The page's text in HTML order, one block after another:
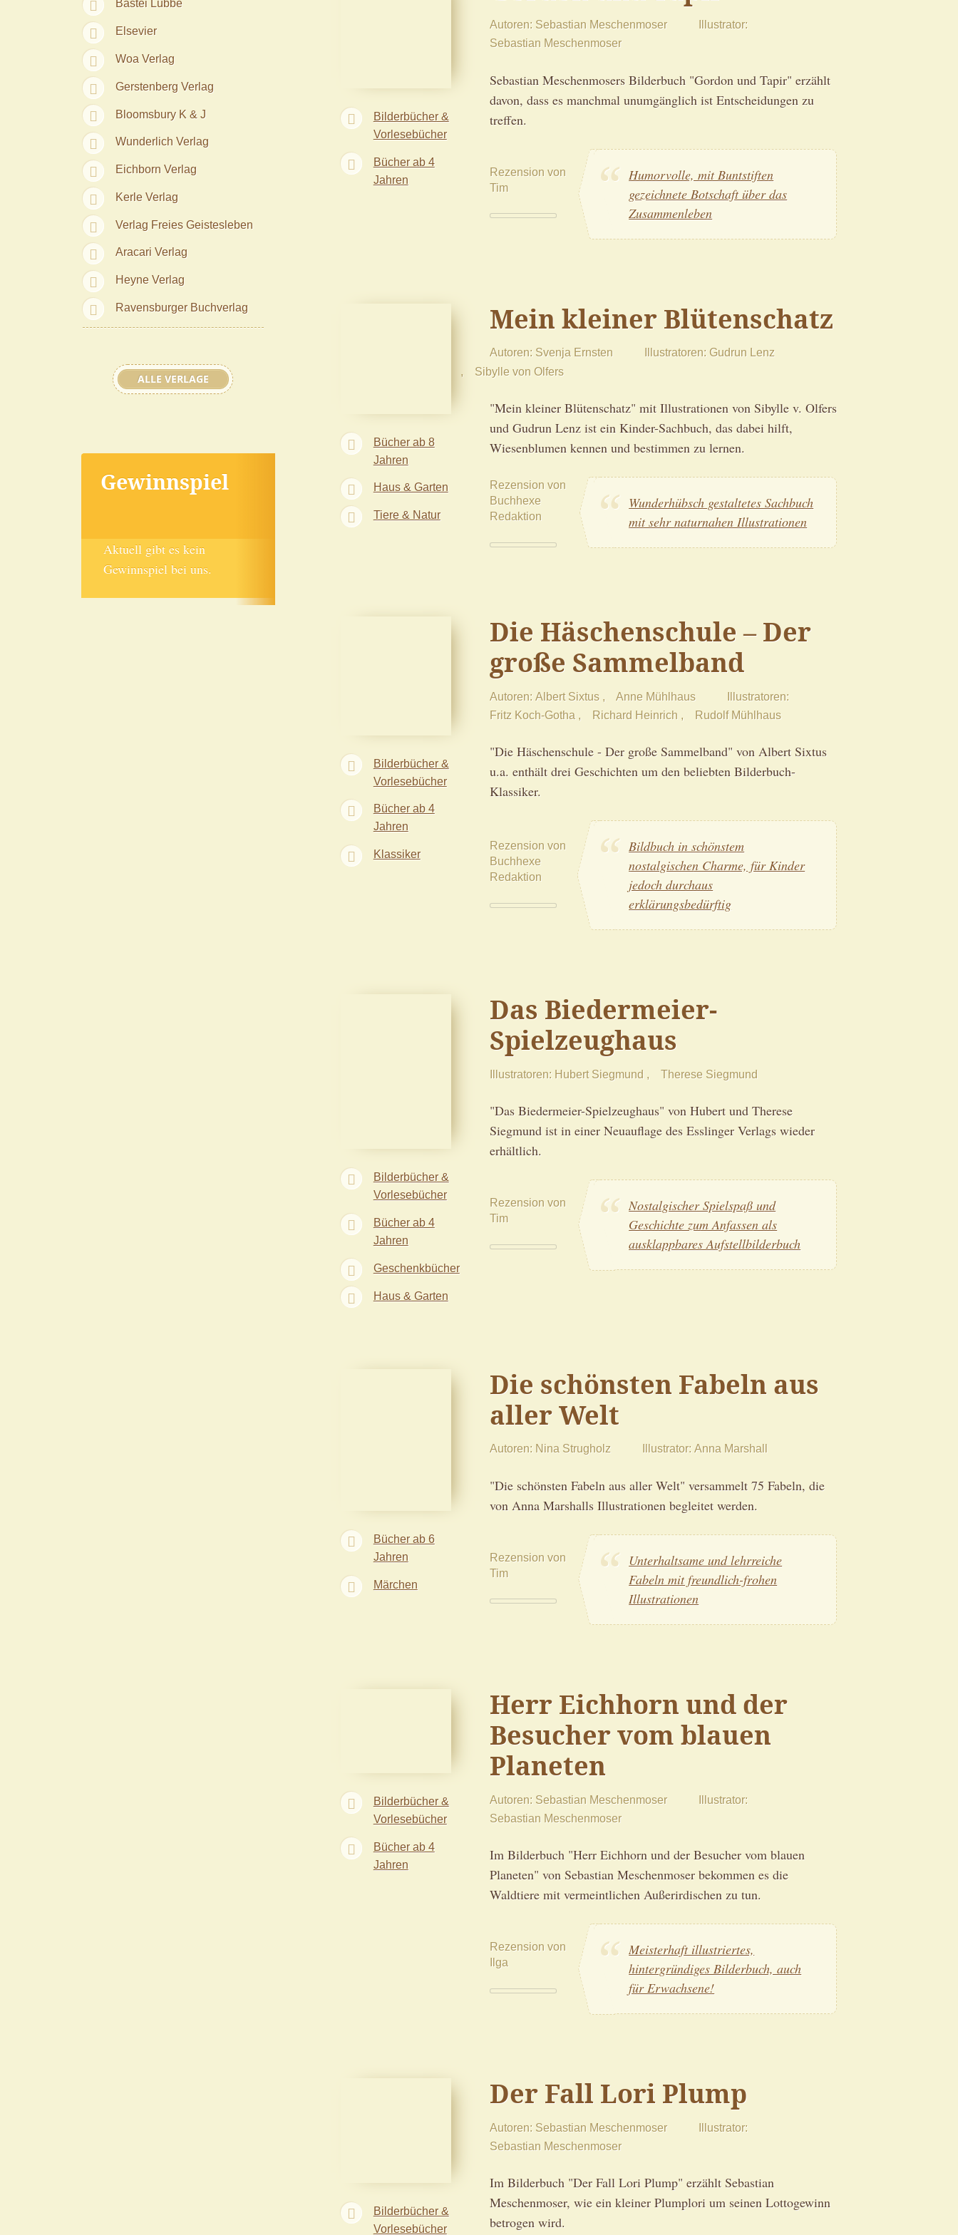
Bastei Lübbe
Elsevier
Woa Verlag
Gerstenberg Verlag
Bloomsbury K & J
Wunderlich Verlag
Eichborn Verlag
Kerle Verlag
Verlag Freies Geistesleben
Aracari Verlag
Heyne Verlag
Ravensburger Buchverlag
ALLE VERLAGE
Gewinnspiel
Aktuell gibt es kein
Gewinnspiel bei uns.
Autoren Sebastian Meschenmoser
Illustrator
Sebastian Meschenmoser
Sebastian Meschenmosers Bilderbuch "Gordon und Tapir" erzählt
davon, dass es manchmal unumgänglich ist Entscheidungen zu
treffen.
Rezension von
Tim
Humorvolle, mit Buntstiften
gezeichnete Botschaft über das
Zusammenleben
Bilderbücher &
Vorlesebücher
Bücher ab 4
Jahren
Mein kleiner Blütenschatz
Autoren Svenja Ernsten Illustratoren Gudrun Lenz
Sibylle von Olfers
"Mein kleiner Blütenschatz" mit Illustrationen von Sibylle v. Olfers
und Gudrun Lenz ist ein Kinder-Sachbuch, das dabei hilft,
Wiesenblumen kennen und bestimmen zu lernen.
Rezension von
Buchhexe
Redaktion
Wunderhübsch gestaltetes Sachbuch
mit sehr naturnahen Illustrationen
Bücher ab 8
Jahren
Haus & Garten
Tiere & Natur
Die Häschenschule – Der
große Sammelband
Autoren Albert Sixtus Anne Mühlhaus
Illustratoren
Fritz Koch-Gotha
Richard Heinrich Rudolf Mühlhaus
"Die Häschenschule - Der große Sammelband" von Albert Sixtus
u.a. enthält drei Geschichten um den beliebten Bilderbuch-
Klassiker.
Rezension von
Buchhexe
Redaktion
Bildbuch in schönstem
nostalgischen Charme, für Kinder
jedoch durchaus
erklärungsbedürftig
Bilderbücher &
Vorlesebücher
Bücher ab 4
Jahren
Klassiker
Das Biedermeier-
Spielzeughaus
Illustratoren Hubert Siegmund Therese Siegmund
"Das Biedermeier-Spielzeughaus" von Hubert und Therese
Siegmund ist in einer Neuauflage des Esslinger Verlags wieder
erhältlich.
Rezension von
Tim
Nostalgischer Spielspaß und
Geschichte zum Anfassen als
ausklappbares Aufstellbilderbuch
Bilderbücher &
Vorlesebücher
Bücher ab 4
Jahren
Geschenkbücher
Haus & Garten
Die schönsten Fabeln aus
aller Welt
Autoren Nina Strugholz Illustrator Anna Marshall
"Die schönsten Fabeln aus aller Welt" versammelt 75 Fabeln, die
von Anna Marshalls Illustrationen begleitet werden.
Rezension von
Tim
Unterhaltsame und lehrreiche
Fabeln mit freundlich-frohen
Illustrationen
Bücher ab 6
Jahren
Märchen
Herr Eichhorn und der
Besucher vom blauen
Planeten
Autoren Sebastian Meschenmoser
Illustrator
Sebastian Meschenmoser
Im Bilderbuch "Herr Eichhorn und der Besucher vom blauen
Planeten" von Sebastian Meschenmoser bekommen es die
Waldtiere mit vermeintlichen Außerirdischen zu tun.
Rezension von
Ilga
Meisterhaft illustriertes,
hintergründiges Bilderbuch, auch
für Erwachsene!
Bilderbücher &
Vorlesebücher
Bücher ab 4
Jahren
Der Fall Lori Plump
Autoren Sebastian Meschenmoser
Illustrator
Sebastian Meschenmoser
Im Bilderbuch "Der Fall Lori Plump" erzählt Sebastian
Meschenmoser, wie ein kleiner Plumplori um seinen Lottogewinn
betrogen wird.
Bilderbücher &
Vorlesebücher